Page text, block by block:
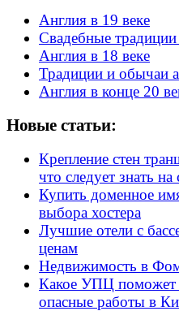
Англия в 19 веке
Свадебные
Англия в 18 веке
Традиции и обычаи
Англия в конце 20
Новые статьи:
Крепление стен
что следует знать
Купить доменное
выбора хостера
Лучшие отели с
ценам
Недвижимость в
Какое УПЦ поможет
опасные работы в